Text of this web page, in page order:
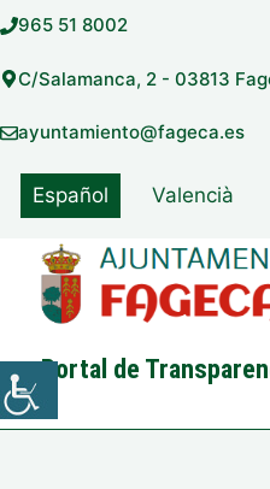
Saltar
contenido
965 51 8002
C/Salamanca, 2 - 03813
ayuntamiento@fageca.es
Español Valencià
Portal de